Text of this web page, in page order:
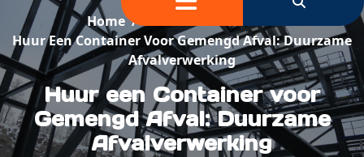
Home/Container Verhuur
Huur Een Container Voor Gemengd Afval: Duurzame
Afvalverwerking
Huur een Container voor
Gemengd Afval: Duurzame
Afvalverwerking